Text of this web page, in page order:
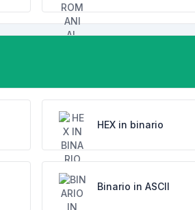
HEX in binario
Binario in ASCII